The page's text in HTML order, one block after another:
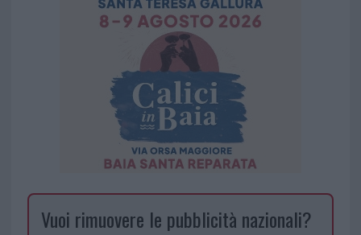
Vuoi rimuovere le pubblicità nazionali?